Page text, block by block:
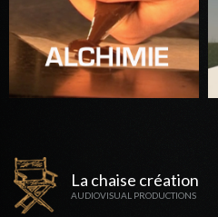
La chaise création
AUDIOVISUAL PRODUCTIONS